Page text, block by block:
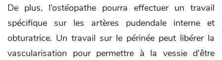
De plus, l’ostéopathe pourra effectuer un travail
spécifique sur les artères pudendale interne et
obturatrice. Un travail sur le périnée peut libérer la
vascularisation pour permettre à la vessie d'être